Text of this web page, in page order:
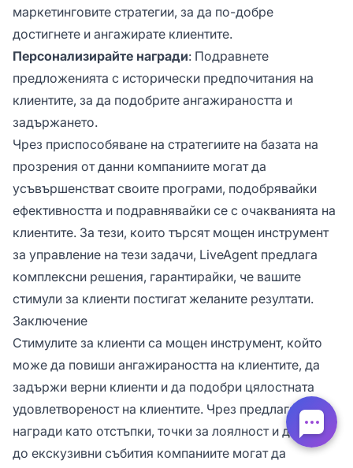
маркетинговите стратегии, за да по-добре
достигнете и ангажирате клиентите.
Персонализирайте награди: Подравнете
предложенията с исторически предпочитания на
клиентите, за да подобрите ангажираността и
задържането.
Чрез приспособяване на стратегиите на базата на
прозрения от данни компаниите могат да
усъвършенстват своите програми, подобрявайки
ефективността и подравнявайки се с очакванията на
клиентите. За тези, които търсят мощен инструмент
за управление на тези задачи, LiveAgent предлага
комплексни решения, гарантирайки, че вашите
стимули за клиенти постигат желаните резултати.
Заключение
Стимулите за клиенти са мощен инструмент, който
може да повиши ангажираността на клиентите, да
задържи верни клиенти и да подобри цялостната
удовлетвореност на клиентите. Чрез предлагане на
награди като отстъпки, точки за лоялност и достъп
до екскузивни събития компаниите могат да